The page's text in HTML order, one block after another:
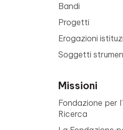
Bandi
Progetti
Erogazioni
Soggetti
Missioni
Fondazione per
Ricerca